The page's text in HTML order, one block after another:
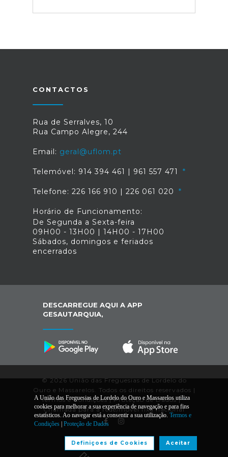
CONTACTOS
Rua de Serralves, 10
Rua Campo Alegre, 244
Email: geral@uflom.pt
Telemóvel: 914 394 461 | 961 557 471
Telefone: 226 166 910 | 226 061 020
Horário de Funcionamento:
De Segunda a Sexta-feira
09H00 - 13H00 | 14H00 - 17H00
Sábados, domingos e feriados
encerrados
DESCARREGUE AQUI A APP
GESAUTARQUIA,
© 2026 União das Freguesias de Lordelo do
Ouro e Massarelos. Todos os direitos reservados |
Termos e Condições|Proteção de Dados|*
Chamada para a rede/móvel fixa nacional
Desenvolvido por:
A União das Freguesias de Lordelo do Ouro e Massarelos utiliza
cookies para melhorar a sua experiência de navegação e para fins
estatísticos. Ao navegar está a consentir a sua utilização. Termos e
Condições| Proteção de Dados
Aceitar
Definiçoes de Cookies